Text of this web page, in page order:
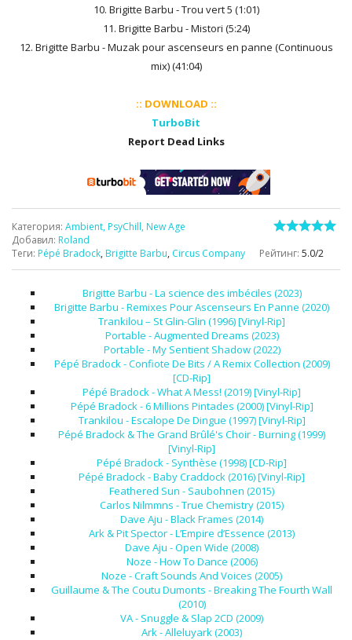
10. Brigitte Barbu - Trou vert 5 (1:01)
11. Brigitte Barbu - Mistori (5:24)
12. Brigitte Barbu - Muzak pour ascenseurs en panne (Continuous
mix) (41:04)
:: DOWNLOAD ::
TurboBit
Report Dead Links
Категория: Ambient, PsyChill, New Age
Добавил: Roland
Теги: Pépé Bradock, Brigitte Barbu, Circus Company Рейтинг: 5.0/2
Brigitte Barbu - La science des imbéciles (2023)
Brigitte Barbu - Remixes Pour Ascenseurs En Panne (2020)
Trankilou – St Glin-Glin (1996) [Vinyl-Rip]
Portable - Augmented Dreams (2023)
Portable - My Sentient Shadow (2022)
Pépé Bradock - Confiote De Bits / A Remix Collection (2009)
[CD-Rip]
Pépé Bradock - What A Mess! (2019) [Vinyl-Rip]
Pépé Bradock - 6 Millions Pintades (2000) [Vinyl-Rip]
Trankilou - Escalope De Dingue (1997) [Vinyl-Rip]
Pépé Bradock & The Grand Brûlé's Choir - Burning (1999)
[Vinyl-Rip]
Pépé Bradock - Synthèse (1998) [CD-Rip]
Pépé Bradock - Baby Craddock (2016) [Vinyl-Rip]
Feathered Sun - Saubohnen (2015)
Carlos Nilmmns - True Chemistry (2015)
Dave Aju - Black Frames (2014)
Ark & Pit Spector - L’Empire d’Essence (2013)
Dave Aju - Open Wide (2008)
Noze - How To Dance (2006)
Noze - Craft Sounds And Voices (2005)
Guillaume & The Coutu Dumonts - Breaking The Fourth Wall
(2010)
VA - Snuggle & Slap 2CD (2009)
Ark - Alleluyark (2003)